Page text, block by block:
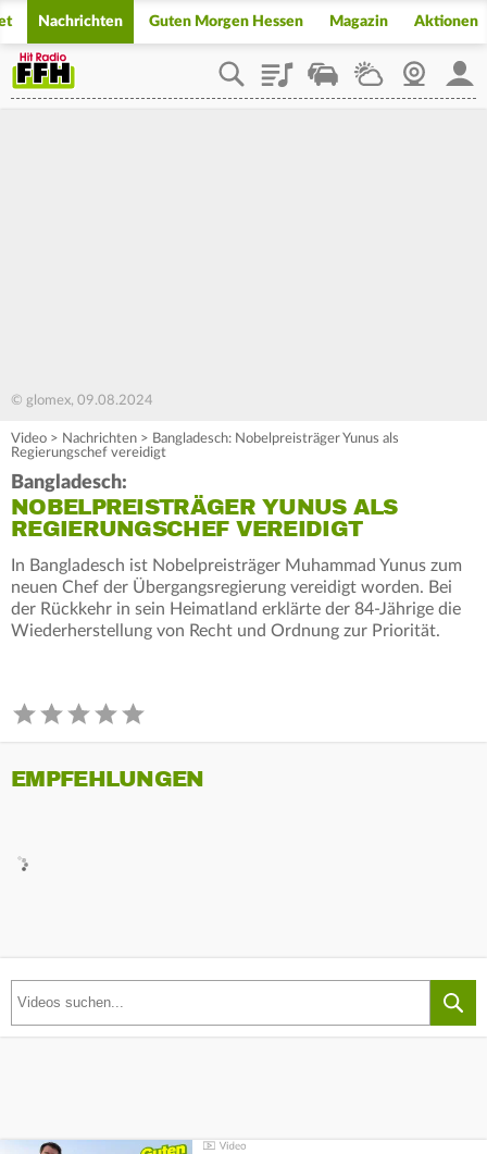
Nachrichten Guten Morgen Hessen Magazin Aktionen
PlaylistStaupilotWetterWebcam
© glomex, 09.08.2024
Video > Nachrichten > Bangladesch: Nobelpreisträger Yunus als
Regierungschef vereidigt
Bangladesch:
NOBELPREISTRÄGER YUNUS ALS
REGIERUNGSCHEF VEREIDIGT
In Bangladesch ist Nobelpreisträger Muhammad Yunus zum
neuen Chef der Übergangsregierung vereidigt worden. Bei
der Rückkehr in sein Heimatland erklärte der 84-Jährige die
Wiederherstellung von Recht und Ordnung zur Priorität.
EMPFEHLUNGEN